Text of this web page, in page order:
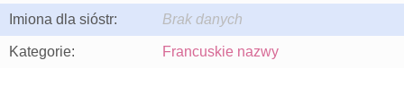
Imiona dla sióstr: Brak danych
Kategorie: Francuskie nazwy